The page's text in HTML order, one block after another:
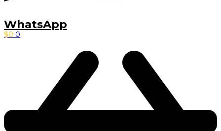
WhatsApp
$0 0